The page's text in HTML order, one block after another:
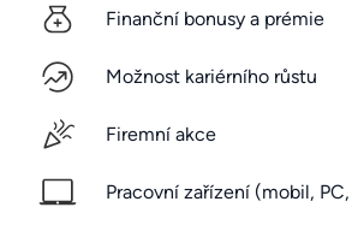
Finanční bonusy a prémie
Možnost kariérního růstu
Firemní akce
Pracovní zařízení (mobil,